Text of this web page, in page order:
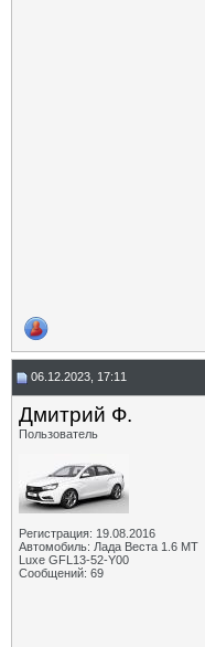
06.12.2023, 17:11
Дмитрий Ф.
Пользователь
Регистрация: 19.08.2016
Автомобиль: Лада Веста 1.6 MT
Luxe GFL13-52-Y00
Сообщений: 69